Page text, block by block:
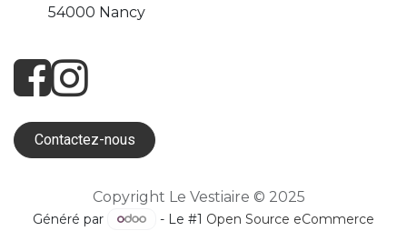
​ 54000 Nancy
Contactez-nous
Copyright Le Vestiaire © 2025
Généré par - Le #1 Open Source eCommerce